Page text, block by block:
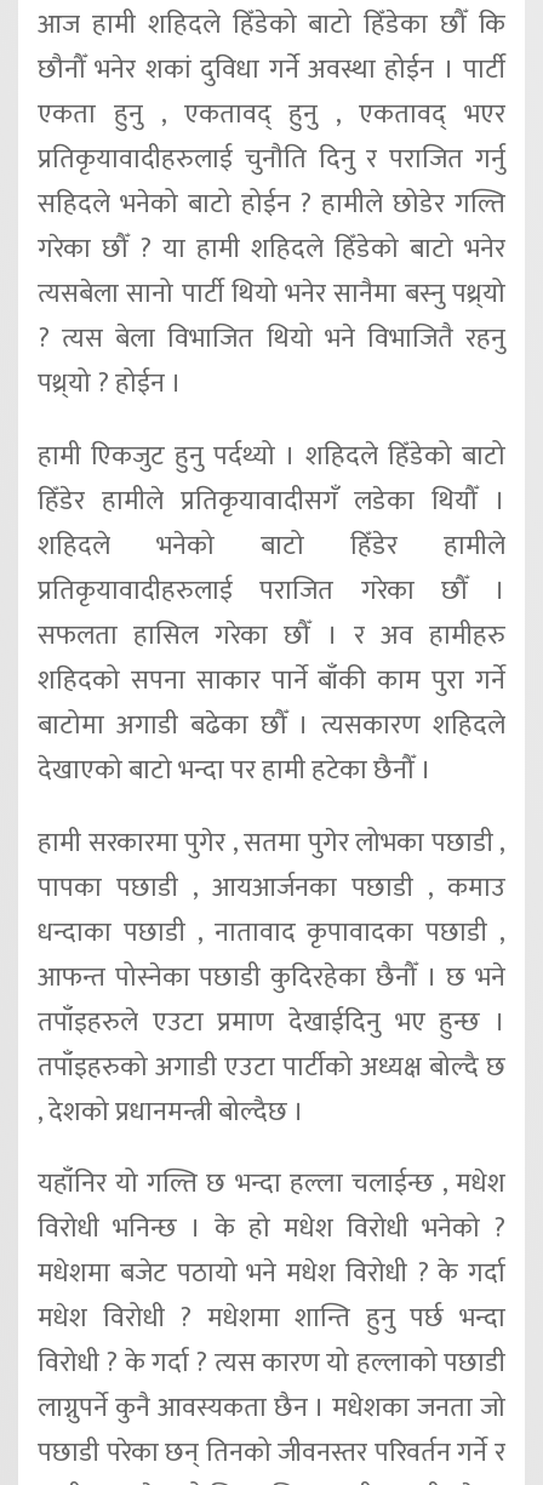
आज हामी शहिदले हिँडेको बाटो हिँडेका छौँ कि
छौनौँ भनेर शकां दुविधा गर्ने अवस्था होईन । पार्टी
एकता हुनु , एकतावद् हुनु , एकतावद् भएर
प्रतिकृयावादीहरुलाई चुनौति दिनु र पराजित गर्नु
सहिदले भनेको बाटो होईन ? हामीले छोडेर गल्ति
गरेका छौँ ? या हामी शहिदले हिँडेको बाटो भनेर
त्यसबेला सानो पार्टी थियो भनेर सानैमा बस्नु पथ्र्यो
? त्यस बेला विभाजित थियो भने विभाजितै रहनु
पथ्र्यो ? होईन ।
हामी एिकजुट हुनु पर्दथ्यो । शहिदले हिँडेको बाटो
हिँडेर हामीले प्रतिकृयावादीसगँ लडेका थियौँ ।
शहिदले भनेको बाटो हिँडेर हामीले
प्रतिकृयावादीहरुलाई पराजित गरेका छौँ ।
सफलता हासिल गरेका छौँ । र अव हामीहरु
शहिदको सपना साकार पार्ने बाँकी काम पुरा गर्ने
बाटोमा अगाडी बढेका छौँ । त्यसकारण शहिदले
देखाएको बाटो भन्दा पर हामी हटेका छैनौँ ।
हामी सरकारमा पुगेर , सतमा पुगेर लोभका पछाडी ,
पापका पछाडी , आयआर्जनका पछाडी , कमाउ
धन्दाका पछाडी , नातावाद कृपावादका पछाडी ,
आफन्त पोस्नेका पछाडी कुदिरहेका छैनौँ । छ भने
तपाँइहरुले एउटा प्रमाण देखाईदिनु भए हुन्छ ।
तपाँइहरुको अगाडी एउटा पार्टीको अध्यक्ष बोल्दै छ
, देशको प्रधानमन्त्री बोल्दैछ ।
यहाँनिर यो गल्ति छ भन्दा हल्ला चलाईन्छ , मधेश
विरोधी भनिन्छ । के हो मधेश विरोधी भनेको ?
मधेशमा बजेट पठायो भने मधेश विरोधी ? के गर्दा
मधेश विरोधी ? मधेशमा शान्ति हुनु पर्छ भन्दा
विरोधी ? के गर्दा ? त्यस कारण यो हल्लाको पछाडी
लाग्नुपर्ने कुनै आवस्यकता छैन । मधेशका जनता जो
पछाडी परेका छन् तिनको जीवनस्तर परिवर्तन गर्ने र